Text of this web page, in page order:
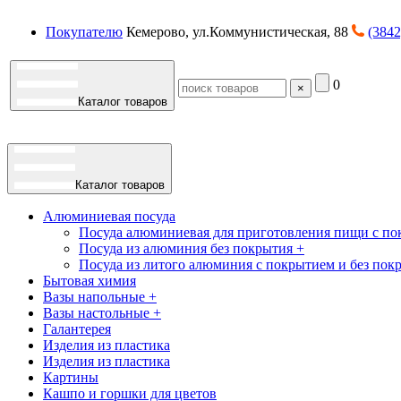
Покупателю Кемерово, ул.Коммунистическая, 88
Каталог товаров
× 0
Каталог товаров
Алюминиевая посуда
Посуда алюминиевая для приготовления пищи с
Посуда из алюминия без покрытия +
Посуда из литого алюминия с покрытием и без
Бытовая химия
Вазы напольные +
Вазы настольные +
Галантерея
Изделия из пластика
Изделия из пластика
Картины
Кашпо и горшки для цветов